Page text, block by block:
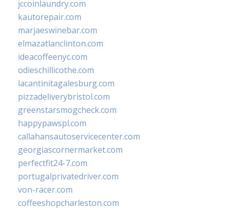
jccoinlaundry.com
kautorepair.com
marjaeswinebar.com
elmazatlanclinton.com
ideacoffeenyc.com
odieschillicothe.com
lacantinitagalesburg.com
pizzadeliverybristol.com
greenstarsmogcheck.com
happypawspl.com
callahansautoservicecenter.com
georgiascornermarket.com
perfectfit24-7.com
portugalprivatedriver.com
von-racer.com
coffeeshopcharleston.com